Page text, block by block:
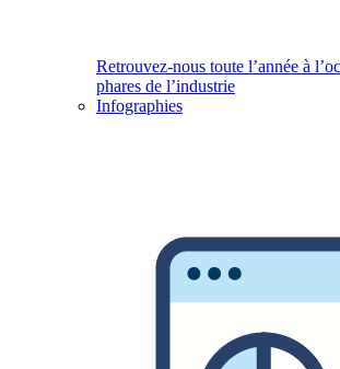
Retrouvez-nous toute l’année à
phares de l’industrie
Infographies